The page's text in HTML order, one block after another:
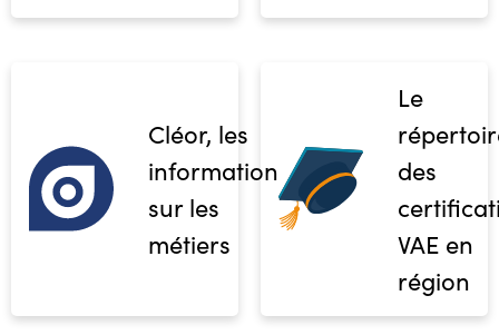
Cléor, les
informations
sur les
métiers
Le
des
VAE en
région